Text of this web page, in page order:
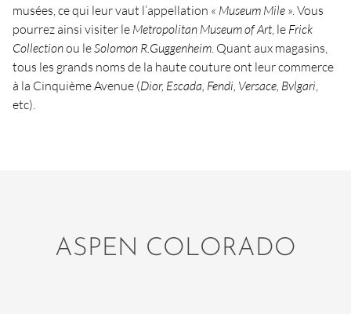
musées, ce qui leur vaut l’appellation « Museum Mile ». Vous
pourrez ainsi visiter le Metropolitan Museum of Art, le Frick
Collectionou leSolomon R.Guggenheim . Quant aux magasins,
tous les grands noms de la haute couture ont leur commerce
à la Cinquième Avenue (Dior, Escada, Fendi, Versace, Bvlgari
etc).
ASPEN COLORADO